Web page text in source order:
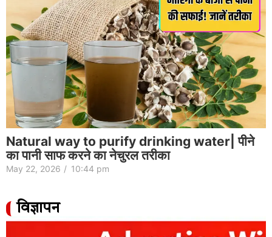
Natural way to purify drinking water| पीने
का पानी साफ करने का नेचुरल तरीका
May 22, 2026 / 10:44 pm
विज्ञापन